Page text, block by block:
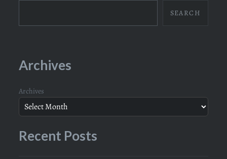
SEARCH
Archives
Archives
Recent Posts